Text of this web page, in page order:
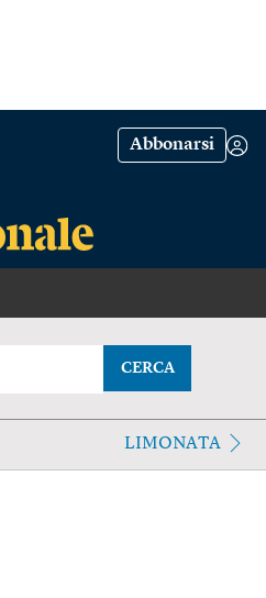
Abbonarsi
CERCA
LIMONATA